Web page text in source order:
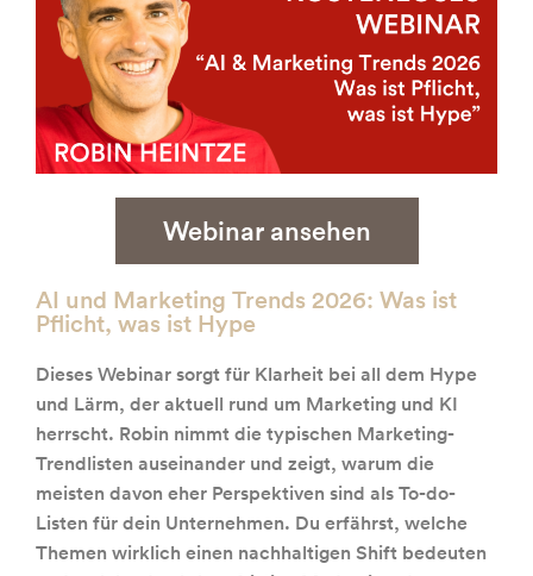
Webinar ansehen
AI und Marketing Trends 2026: Was ist
Pflicht, was ist Hype
Dieses Webinar sorgt für Klarheit bei all dem Hype
und Lärm, der aktuell rund um Marketing und KI
herrscht. Robin nimmt die typischen Marketing-
Trendlisten auseinander und zeigt, warum die
meisten davon eher Perspektiven sind als To-do-
Listen für dein Unternehmen. Du erfährst, welche
Themen wirklich einen nachhaltigen Shift bedeuten